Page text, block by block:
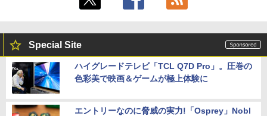
Special Site
ハイグレードテレビ「TCL Q7D Pro」。圧巻の
色彩美で映画＆ゲームが極上体験に
エントリーなのに脅威の実力!「Osprey」Nobl